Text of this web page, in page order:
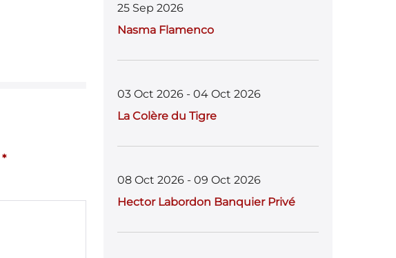
*
o
o
k
p
25 Sep 2026
Nasma Flamenco
03 Oct 2026 - 04 Oct 2026
La Colère du Tigre
08 Oct 2026 - 09 Oct 2026
Hector Labordon Banquier Privé